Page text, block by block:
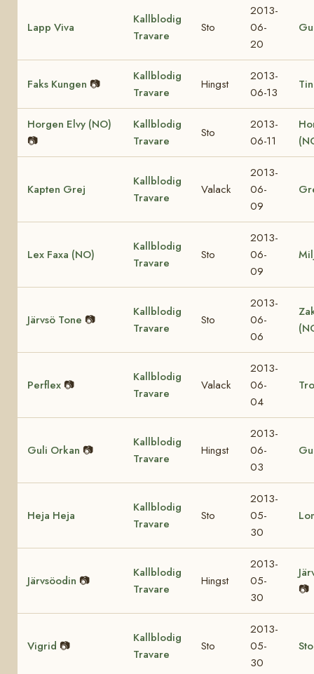
Lapp Viva
Kallblodig
Travare
Sto
2013-
06-
20
Faks Kungen 📷
Kallblodig
Travare
Hingst
2013-
06-13
Horgen Elvy (NO)
📷
Kallblodig
Travare
Sto
2013-
06-11
Kapten Grej
Kallblodig
Travare
Valack
2013-
06-
09
Lex Faxa (NO)
Kallblodig
Travare
Sto
2013-
06-
09
Järvsö Tone 📷
Kallblodig
Travare
Sto
2013-
06-
06
Perflex 📷
Kallblodig
Travare
Valack
2013-
06-
04
Guli Orkan 📷
Kallblodig
Travare
Hingst
2013-
06-
03
Heja Heja
Kallblodig
Travare
Sto
2013-
05-
30
Järvsöodin 📷
Kallblodig
Travare
Hingst
2013-
05-
30
📷
Vigrid 📷
Kallblodig
Travare
Sto
2013-
05-
30